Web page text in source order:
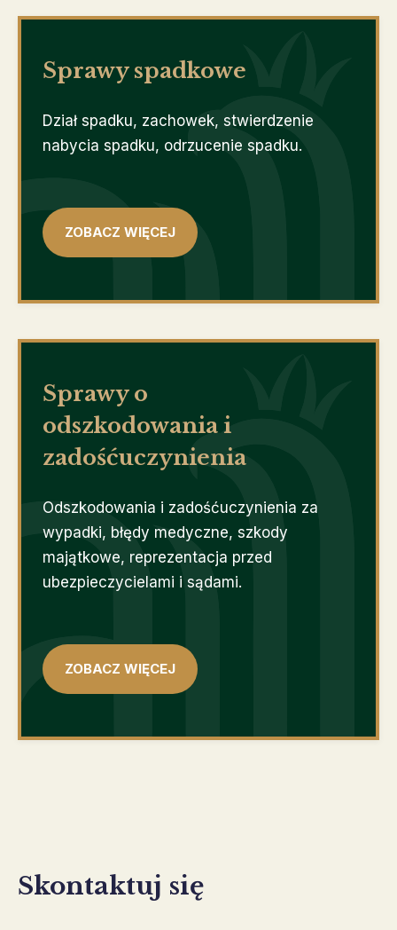
Sprawy spadkowe
Dział spadku, zachowek, stwierdzenie
nabycia spadku, odrzucenie spadku.
ZOBACZ WIĘCEJ
Sprawy o
odszkodowania i
zadośćuczynienia
Odszkodowania i zadośćuczynienia za
wypadki, błędy medyczne, szkody
majątkowe, reprezentacja przed
ubezpieczycielami i sądami.
ZOBACZ WIĘCEJ
Skontaktuj się